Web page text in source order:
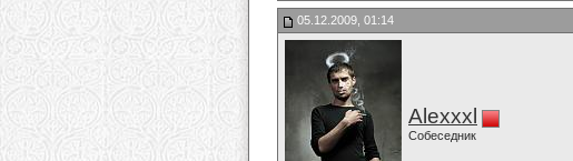
05.12.2009, 01:14
Alexxxl
Собеседник